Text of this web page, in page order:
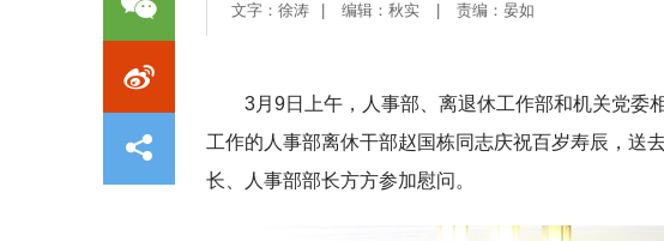
文字：徐涛
编辑：秋实 责编：晏如
3月9日上午，人事部、离退休工作部和机关党委
工作的人事部离休干部赵国栋同志庆祝百岁寿辰，送
长、人事部部长方方参加慰问。